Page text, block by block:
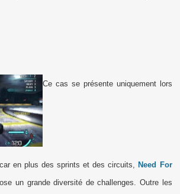
Ce cas se présente uniquement lors
en plus des sprints et des circuits,
Need For
un grande diversité de challenges. Outre les